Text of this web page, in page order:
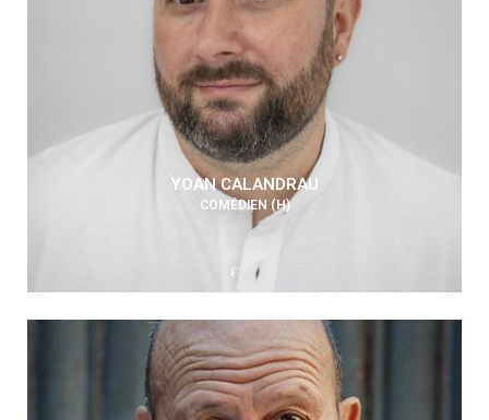
YOAN CALANDRAU
COMÉDIEN (H)